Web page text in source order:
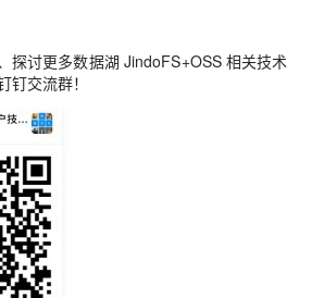
探讨更多数据湖 JindoFS+OSS 相关技术
钉交流群！